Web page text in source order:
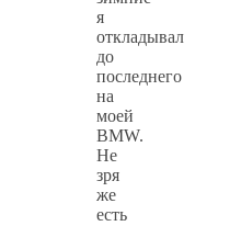
я
откладывал
до
последнего
на
моей
BMW.
Не
зря
же
есть